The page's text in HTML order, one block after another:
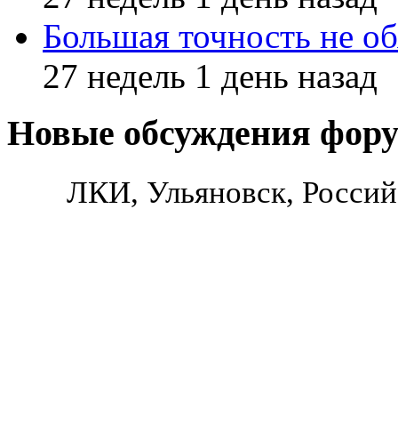
Большая точность не
27 недель 1 день назад
Новые обсуждения
ЛКИ, Ульяновск,